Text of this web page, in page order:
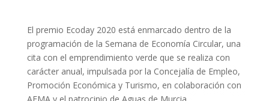
El premio Ecoday 2020 está enmarcado dentro de la
programación de la Semana de Economía Circular, una
cita con el emprendimiento verde que se realiza con
carácter anual, impulsada por la Concejalía de Empleo,
Promoción Económica y Turismo, en colaboración con